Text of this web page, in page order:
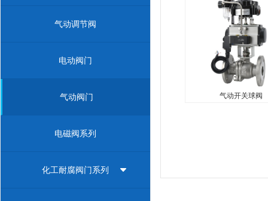
气动调节阀
电动阀门
气动阀门
电磁阀系列
化工耐腐阀门系列
气动开关球阀